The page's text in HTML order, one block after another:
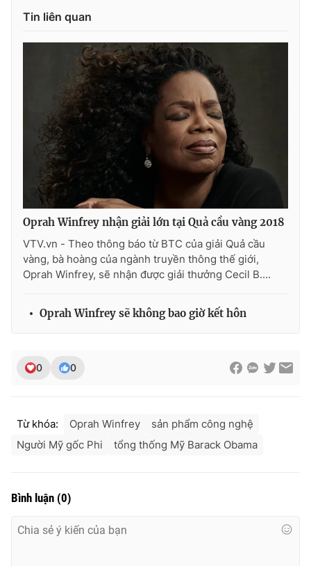
toasoan@vtv.vn
Liên hệ quảng cáo:024-7300.7108
® Cấm sao chép dưới mọi hình thức nếu không có sự chấp
thuận bằng văn bản. Ghi rõ nguồn VTV.vn khi phát hành lại
thông tin từ website này.
Tin liên quan
Oprah Winfrey nhận giải lớn tại Quả cầu vàng 2018
VTV.vn - Theo thông báo từ BTC của giải Quả cầu
vàng, bà hoàng của ngành truyền thông thế giới,
Oprah Winfrey, sẽ nhận được giải thưởng Cecil B....
Oprah Winfrey sẽ không bao giờ kết hôn
0 0
Từ khóa: Oprah Winfrey
sản phẩm công nghệ
Người Mỹ gốc Phi
tổng thống Mỹ Barack Obama
Bình luận (0)